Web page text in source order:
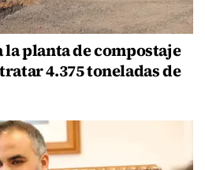
planta de compostaje
4.375 toneladas de